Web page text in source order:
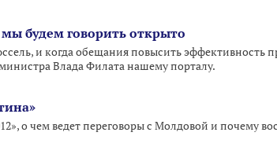
будем говорить открыто
и когда обещания повысить эффективность
Влада Филата нашему порталу.
о чем ведет переговоры с Молдовой и почему